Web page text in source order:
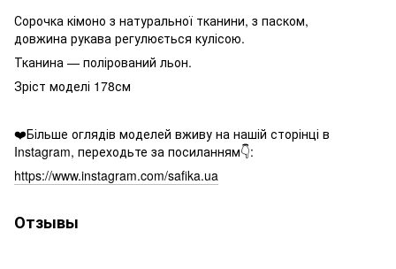
Сорочка кімоно з натуральної тканини, з паском,
довжина рукава регулюється кулісою.
Тканина — полірований льон.
Зріст моделі 178см
❤️Більше оглядів моделей вживу на нашій сторінці в
Instagram, переходьте за посиланням👇:
https://www.instagram.com/safika.ua
Отзывы